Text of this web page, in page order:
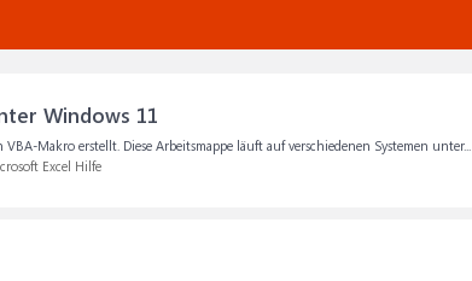
Windows 11
Makro erstellt. Diese Arbeitsmappe läuft auf verschiedenen Systemen unter...
Excel Hilfe